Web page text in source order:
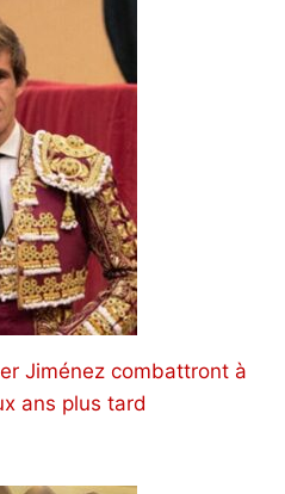
Jiménez combattront à
ans plus tard